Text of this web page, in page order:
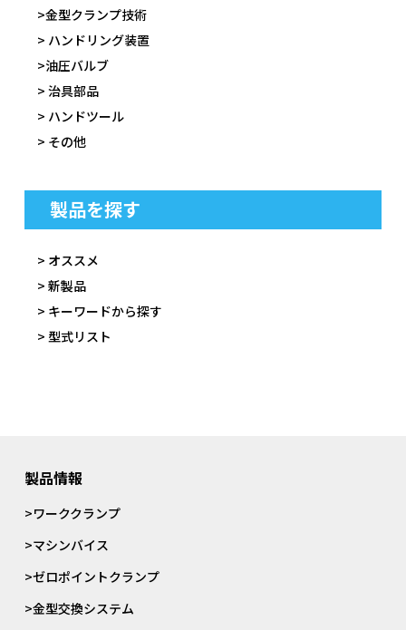
>金型クランプ技術
> ハンドリング装置
>油圧バルブ
> 治具部品
> ハンドツール
> その他
製品を探す
> オススメ
> 新製品
> キーワードから探す
> 型式リスト
製品情報
>ワーククランプ
>マシンバイス
>ゼロポイントクランプ
>金型交換システム